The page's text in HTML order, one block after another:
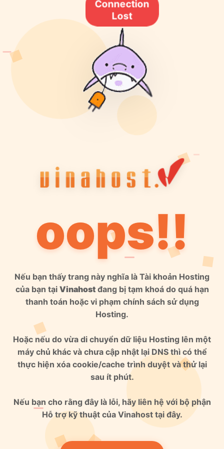
oops!!
Nếu bạn thấy trang này nghĩa là Tài khoản Hosting
của bạn tại Vinahostđang bị tạm khoá do quá hạn
thanh toán hoặc vi phạm chính sách sử dụng
Hosting.
Hoặc nếu do vừa di chuyển dữ liệu Hosting lên một
máy chủ khác và chưa cập nhật lại DNS thì có thể
thực hiện xóa cookie/cache trình duyệt và thử lại
sau ít phút.
Nếu bạn cho rằng đây là lỗi, hãy liên hệ với bộ phận
Hỗ trợ kỹ thuật của Vinahost tại đây.
Connection
Lost